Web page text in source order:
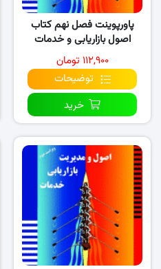
پاورپوینت فصل نهم کتاب
اصول بازاریابی و خدمات
(نسخه ۱)
۱۱۲,۹۰۰ تومان
توضیحات
خرید